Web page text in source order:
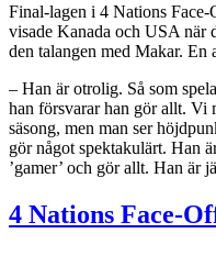
Final-lagen i 4 Nations
visade Kanada och USA när
den talangen med Makar. En
– Han är otrolig. Så som
han försvarar han gör allt. Vi
säsong, men man ser
gör något spektakulärt. Han
’gamer’ och gör allt. Han är
4 Nations Face-